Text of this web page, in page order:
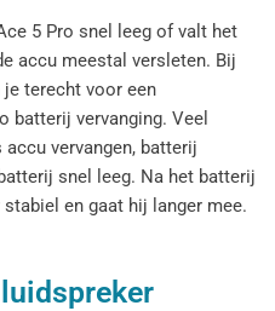
5 Pro snel leeg of valt het
accu meestal versleten. Bij
je terecht voor een
batterij vervanging. Veel
vervangen, batterij
snel leeg. Na het batterij
en gaat hij langer mee.